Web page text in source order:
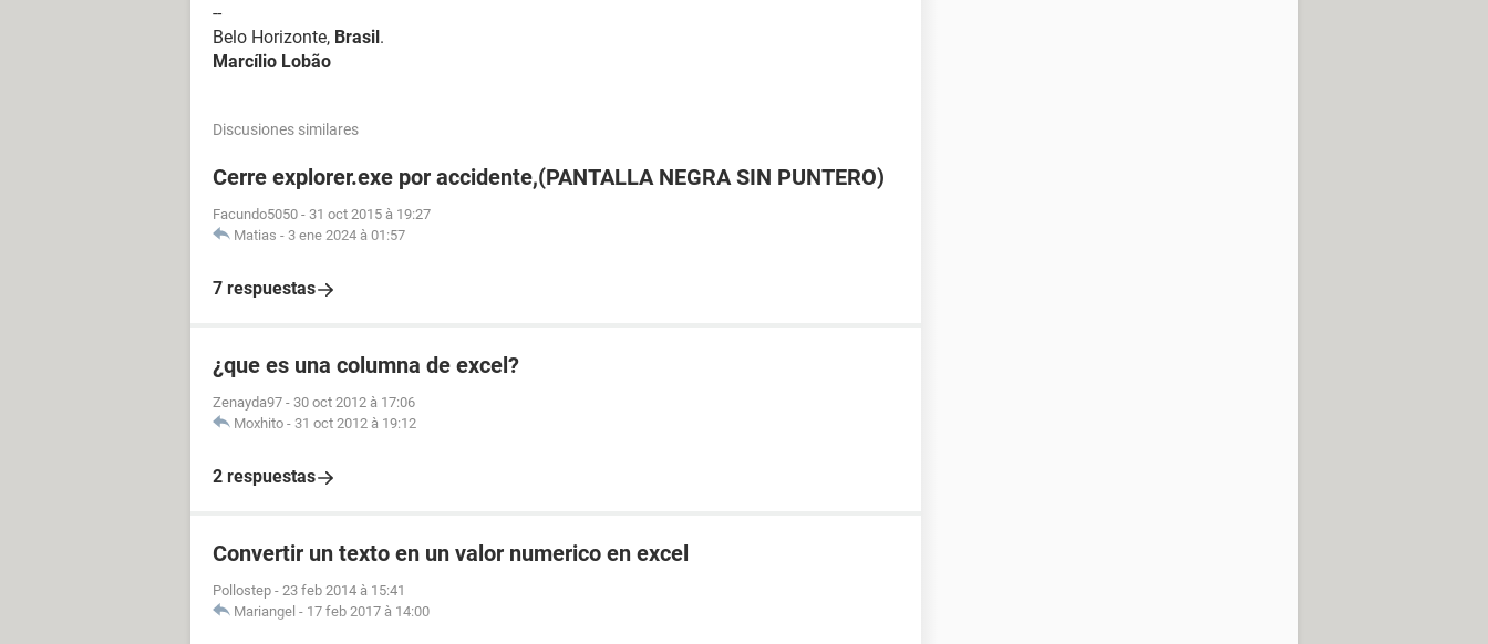
--
Belo Horizonte, Brasil.
Marcílio Lobão
Discusiones similares
Cerre explorer.exe por accidente,(PANTALLA NEGRA SIN PUNTERO)
Facundo5050 - 31 oct 2015 à 19:27
Matias - 3 ene 2024 à 01:57
7 respuestas
¿que es una columna de excel?
Zenayda97 - 30 oct 2012 à 17:06
Moxhito - 31 oct 2012 à 19:12
2 respuestas
Convertir un texto en un valor numerico en excel
Pollostep - 23 feb 2014 à 15:41
Mariangel - 17 feb 2017 à 14:00